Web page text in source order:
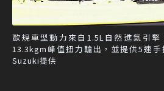
歐規車型動力來自1.5L自然進氣引
13.3kgm峰值扭力輸出，並提供5速
Suzuki提供